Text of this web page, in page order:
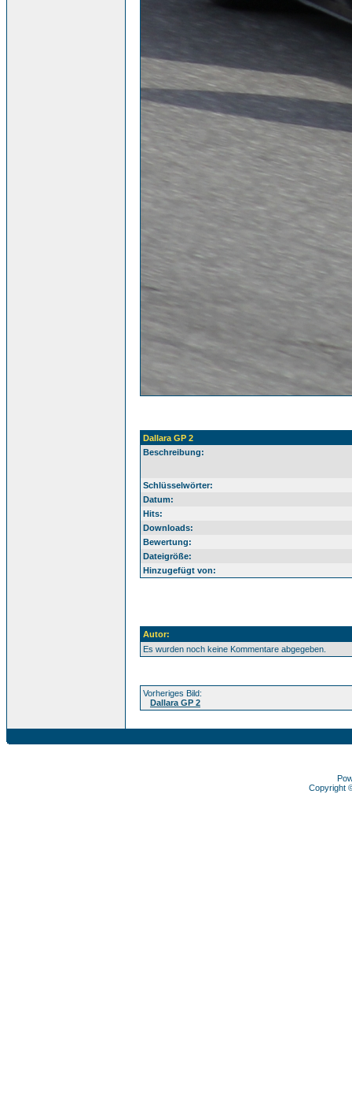
Dallara GP 2
Beschreibung:
Schlüsselwörter:
Datum:
Hits:
Downloads:
Bewertung:
Dateigröße:
Hinzugefügt von:
Autor:
Es wurden noch keine Kommentare abgegeben.
Vorheriges Bild:
Dallara GP 2
Copyright